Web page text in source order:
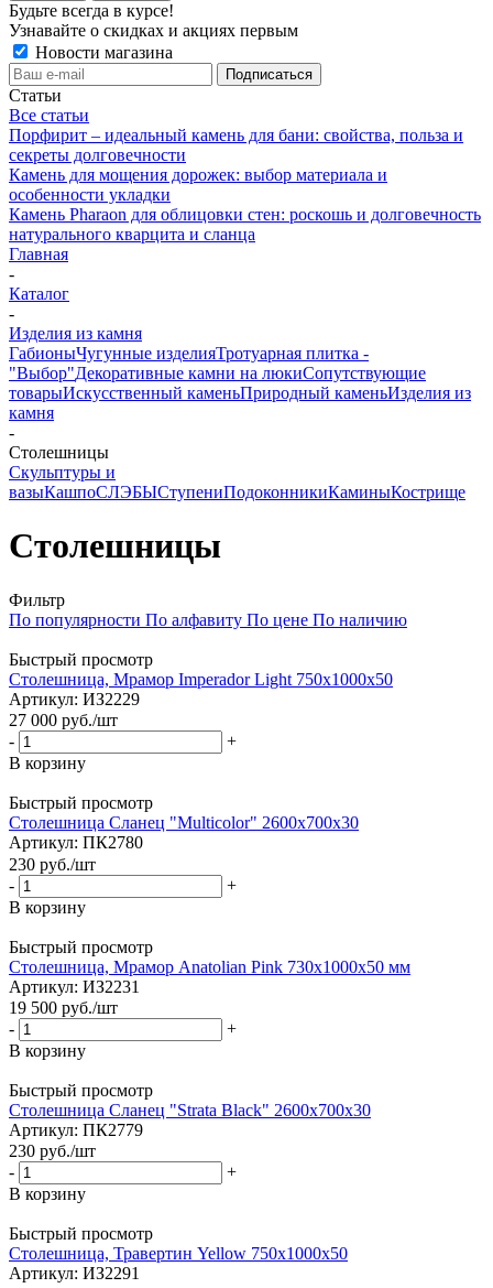
Будьте всегда в курсе!
Узнавайте о скидках и акциях первым
Новости магазина
Статьи
Все статьи
Порфирит – идеальный камень для бани: свойства, польза и
секреты долговечности
Камень для мощения дорожек: выбор материала и
особенности укладки
Камень Pharaon для облицовки стен: роскошь и долговечность
натурального кварцита и сланца
Главная
-
Каталог
-
Изделия из камня
ГабионыЧугунные изделияТротуарная плитка -
"Выбор"Декоративные камни на люкиСопутствующие
товарыИскусственный каменьПриродный каменьИзделия из
камня
-
Столешницы
Скульптуры и
вазыКашпоСЛЭБЫСтупениПодоконникиКаминыКострище
Столешницы
Фильтр
По популярности По алфавиту По цене По наличию
Быстрый просмотр
Столешница, Мрамор Imperador Light 750х1000х50
Артикул: ИЗ2229
27 000 руб./шт
-
+
В корзину
Быстрый просмотр
Столешница Сланец "Multicolor" 2600х700х30
Артикул: ПК2780
230 руб./шт
-
+
В корзину
Быстрый просмотр
Столешница, Мрамор Anatolian Pink 730х1000х50 мм
Артикул: ИЗ2231
19 500 руб./шт
-
+
В корзину
Быстрый просмотр
Столешница Сланец "Strata Black" 2600х700х30
Артикул: ПК2779
230 руб./шт
-
+
В корзину
Быстрый просмотр
Столешница, Травертин Yellow 750х1000х50
Артикул: ИЗ2291